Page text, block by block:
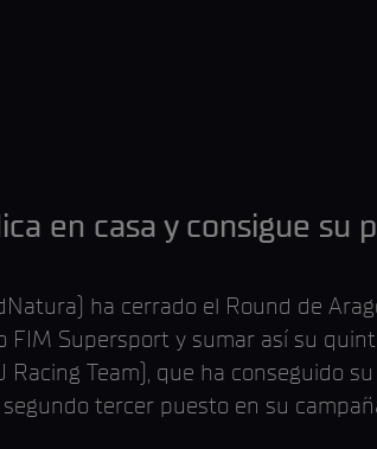
en casa y consigue su
ha cerrado el Round de
Supersport y sumar así su
Racing Team), que ha conseguido
tercer puesto en su